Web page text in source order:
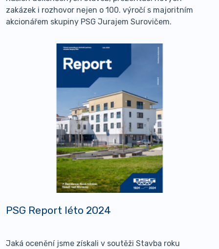
zakázek i rozhovor nejen o 100. výročí s majoritním
akcionářem skupiny PSG Jurajem Surovičem.
PSG Report léto 2024
Jaká ocenění jsme získali v soutěži Stavba roku